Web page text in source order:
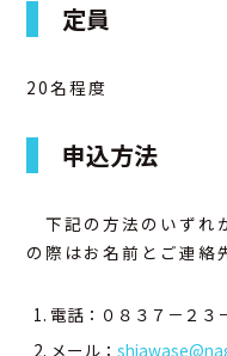
定員
20名程度
申込方法
下記の方法のいずれ
の際はお名前とご連絡
電話：０８３７－２３
メール：